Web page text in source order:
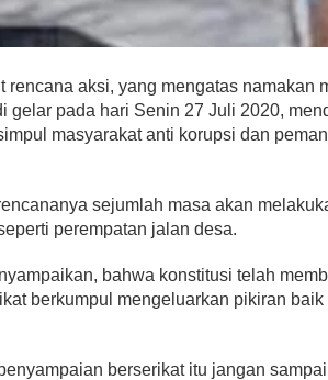
rencana aksi, yang mengatas namakan
gelar pada hari Senin 27 Juli 2020,
masyarakat anti korupsi dan
sejumlah masa akan
perempatan jalan desa.
bahwa konstitusi telah
berkumpul mengeluarkan pikiran
berserikat itu jangan